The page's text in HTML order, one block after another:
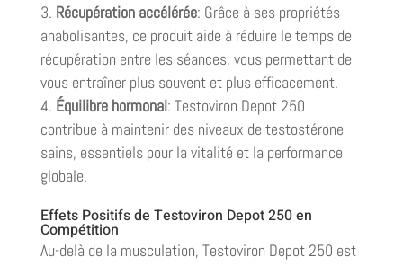
Récupération accélérée: Grâce à ses propriétés
anabolisantes, ce produit aide à réduire le temps de
récupération entre les séances, vous permettant de
vous entraîner plus souvent et plus efficacement.
Équilibre hormonal: Testoviron Depot 250
contribue à maintenir des niveaux de testostérone
sains, essentiels pour la vitalité et la performance
globale.
Effets Positifs de Testoviron Depot 250 en
Compétition
Au-delà de la musculation, Testoviron Depot 250 est